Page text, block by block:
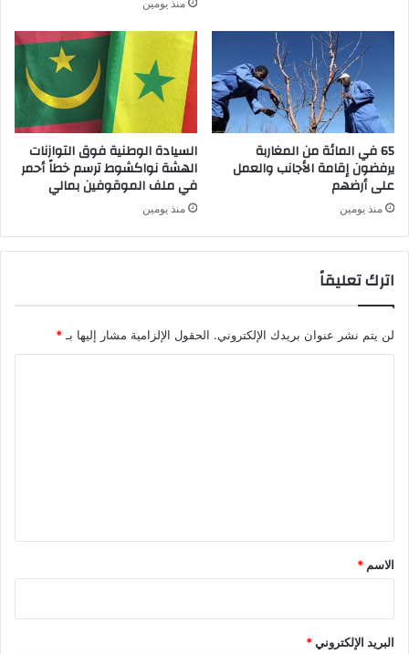
منذ يومين
65 في المائة من المغاربة
يرفضون إقامة الأجانب والعمل
على أرضهم
منذ يومين
السيادة الوطنية فوق التوازنات
الهشة نواكشوط ترسم خطاً أحمر
في ملف الموقوفين بمالي
منذ يومين
اترك تعليقاً
لن يتم نشر عنوان بريدك الإلكتروني. الحقول الإلزامية مشار إليها بـ*
*
الاسم *
البريد الإلكتروني*